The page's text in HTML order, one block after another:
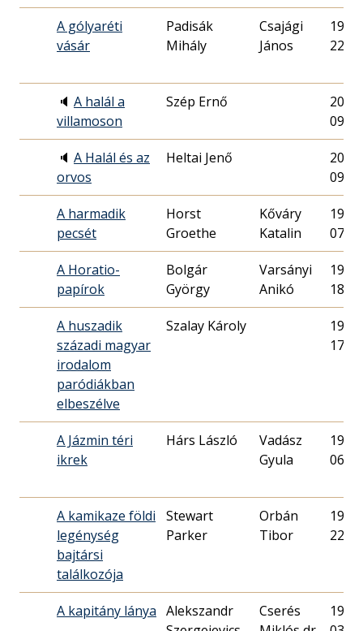
A gólyaréti
vásár
Padisák
Mihály
Csajági
János
22.
🔈 A halál a
villamoson
Szép Ernő
09.
🔈 A Halál és az
orvos
Heltai Jenő
09.
A harmadik
pecsét
Horst
Groethe
Kőváry
Katalin
07.
A Horatio-
papírok
Bolgár
György
Varsányi
Anikó
18.
A huszadik
századi magyar
irodalom
paródiákban
elbeszélve
Szalay Károly
17.
A Jázmin téri
ikrek
Hárs László
Vadász
Gyula
06.
A kamikaze földi
legénység
bajtársi
találkozója
Stewart
Parker
Orbán
Tibor
22.
A kapitány lánya Alekszandr
Cserés